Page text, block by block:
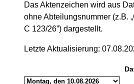
Das Aktenzeichen wird aus
ohne Abteilungsnummer (z.B.
C 123/26”) dargestellt.
Letzte Aktualisierung: